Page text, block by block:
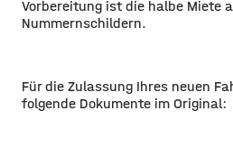
Vorbereitung ist die halbe Miete
Nummernschildern.
Für die Zulassung Ihres neuen
folgende Dokumente im Original: